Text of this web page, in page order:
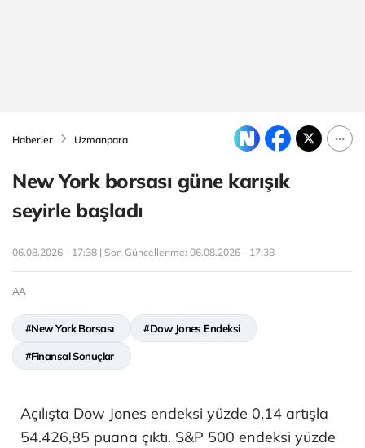
Haberler Uzmanpara
New York borsası güne karışık
seyirle başladı
06.08.2026 - 17:38 | Son Güncellenme: 06.08.2026 - 17:38
AA
#New York Borsası #Dow Jones Endeksi
#Finansal Sonuçlar
Açılışta Dow Jones endeksi yüzde 0,14 artışla
54.426,85 puana çıktı. S&P 500 endeksi yüzde